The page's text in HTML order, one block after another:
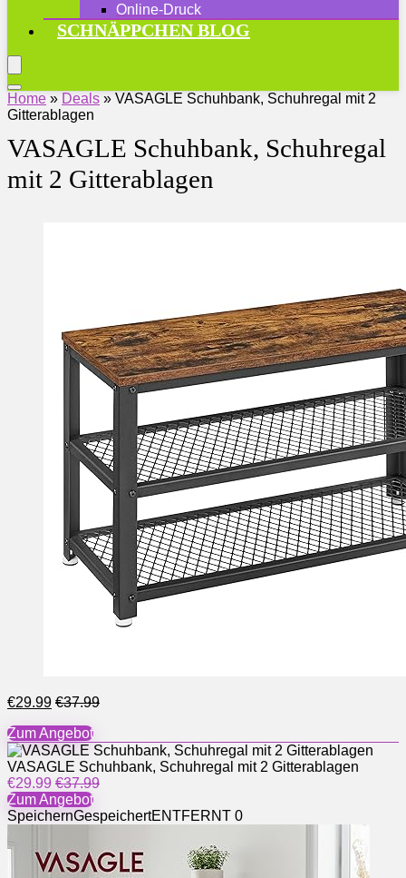
Online-Druck
SCHNÄPPCHEN BLOG
Home » Deals » VASAGLE Schuhbank, Schuhregal mit 2
Gitterablagen
VASAGLE Schuhbank, Schuhregal
mit 2 Gitterablagen
€29.99 €37.99
Zum Angebot
VASAGLE Schuhbank, Schuhregal mit 2 Gitterablagen
€29.99 €37.99
Zum Angebot
SpeichernGespeichertENTFERNT 0